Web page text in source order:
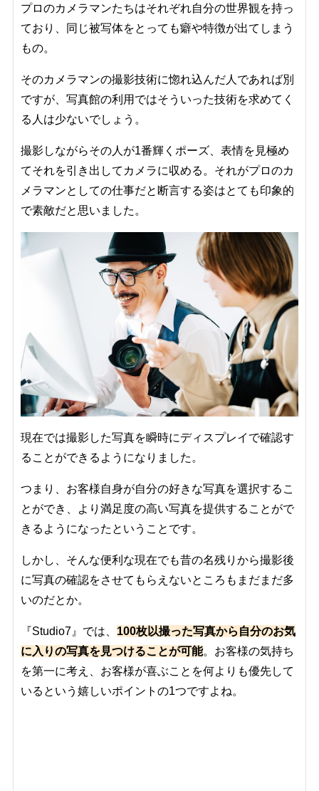
プロのカメラマンたちはそれぞれ自分の世界観を持っ
ており、同じ被写体をとっても癖や特徴が出てしまう
もの。
そのカメラマンの撮影技術に惚れ込んだ人であれば別
ですが、写真館の利用ではそういった技術を求めてく
る人は少ないでしょう。
撮影しながらその人が1番輝くポーズ、表情を見極め
てそれを引き出してカメラに収める。それがプロのカ
メラマンとしての仕事だと断言する姿はとても印象的
で素敵だと思いました。
現在では撮影した写真を瞬時にディスプレイで確認す
ることができるようになりました。
つまり、お客様自身が自分の好きな写真を選択するこ
とができ、より満足度の高い写真を提供することがで
きるようになったということです。
しかし、そんな便利な現在でも昔の名残りから撮影後
に写真の確認をさせてもらえないところもまだまだ多
いのだとか。
『Studio7』では、 100枚以撮った写真から自分のお気
に入りの写真を見つけることが可能。お客様の気持ち
を第一に考え、お客様が喜ぶことを何よりも優先して
いるという嬉しいポイントの1つですよね。